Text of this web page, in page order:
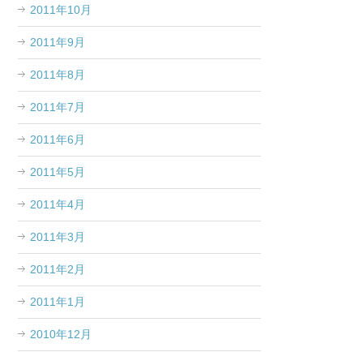
2011年10月
2011年9月
2011年8月
2011年7月
2011年6月
2011年5月
2011年4月
2011年3月
2011年2月
2011年1月
2010年12月